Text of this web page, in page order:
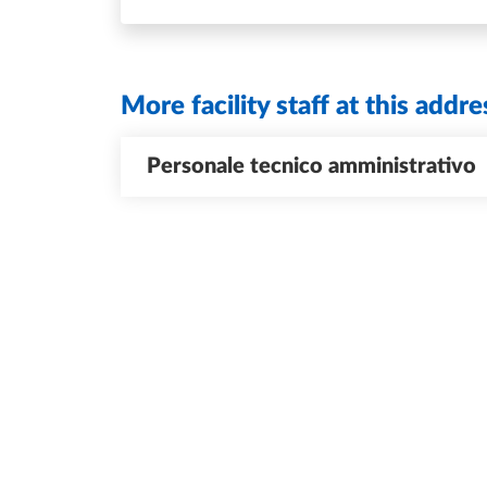
More facility staff at this
Personale tecnico amministrativo